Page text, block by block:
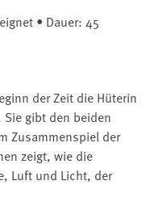
• Dauer: 45
der Zeit die Hüterin
gibt den beiden
Zusammenspiel der
zeigt, wie die
Luft und Licht, der